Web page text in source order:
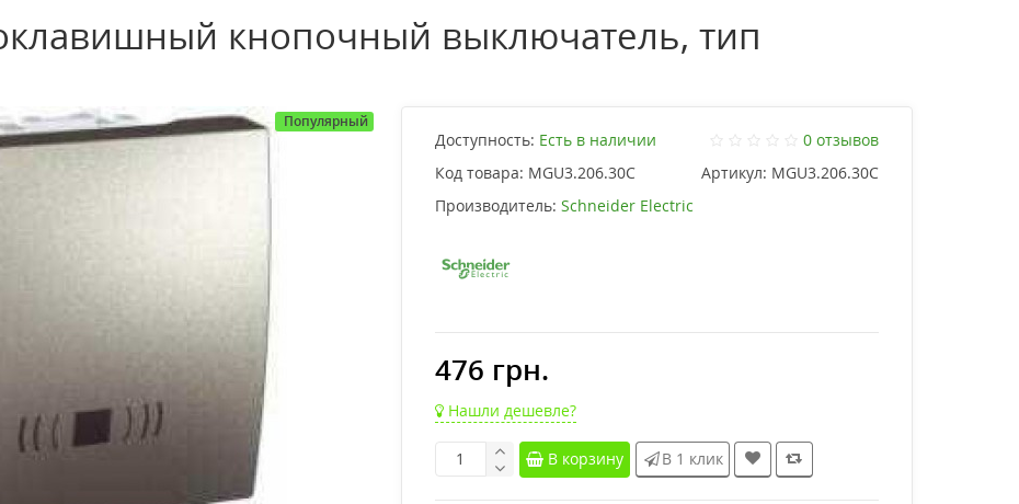
кнопочный выключатель, тип
Популярный
Доступность: Есть в наличии
0 отзывов
Код товара: MGU3.206.30C Артикул: MGU3.206.30C
Производитель: Schneider Electric
476 грн.
Нашли дешевле?
В корзину В 1 клик